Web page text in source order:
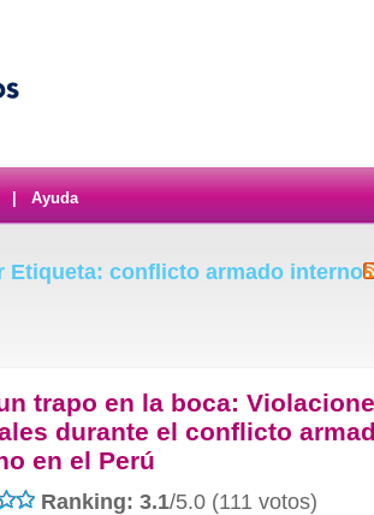
Ayuda
Etiqueta: conflicto armado interno
trapo en la boca:
durante el conflicto
en el Perú
Ranking: 3.1/5.0 (111 votos)